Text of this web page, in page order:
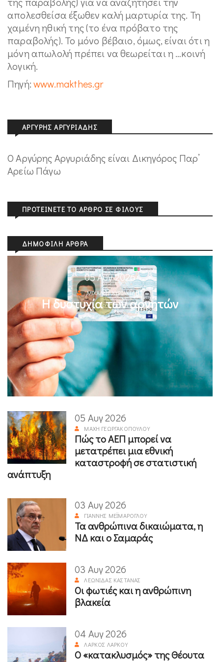
απολεσθείσα έξωθεν καλή μαρτυρία της. Τη
χαμένη ηθική της (το ένα πρόβατο της
παραβολής). Το μόνο βέβαιο, όμως, είναι ότι η
μόνη απωλολή πρέπει να θεωρείται η …κοινή
λογική.
Πηγή:www.makthes.gr
ΑΡΓΎΡΗΣ ΑΡΓΥΡΙΆΔΗΣ
Ο Αργύρης Αργυριάδης είναι Δικηγόρος Παρ’
Αρείω Πάγω
ΠΡΟΤΕΊΝΕΤΕ ΤΟ ΆΡΘΡΟ ΣΕ ΦΊΛΟΥΣ
ΔΗΜΟΦΙΛΉ ΆΡΘΡΑ
05 Αυγ 2026
ΜΙΧΆΛΗΣ ΚΥΡΙΑΚΊΔΗΣ
Η δυστυχία των αρνητών
05 Αυγ 2026
ΜΆΧΗ ΓΕΩΡΓΑΚΟΠΟΎΛΟΥ
Πώς το ΑΕΠ μπορεί να
μετατρέπει μια εθνική
καταστροφή σε στατιστική
ανάπτυξη
03 Αυγ 2026
ΓΙΆΝΝΗΣ ΜΕΪΜΆΡΟΓΛΟΥ
Τα ανθρώπινα δικαιώματα, η
ΝΔ και ο Σαμαράς
03 Αυγ 2026
ΛΕΩΝΊΔΑΣ ΚΑΣΤΑΝΆΣ
Οι φωτιές και η ανθρώπινη
βλακεία
04 Αυγ 2026
ΛΆΡΚΟΣ ΛΆΡΚΟΥ
Ο «κατακλυσμός» της Θέουτα